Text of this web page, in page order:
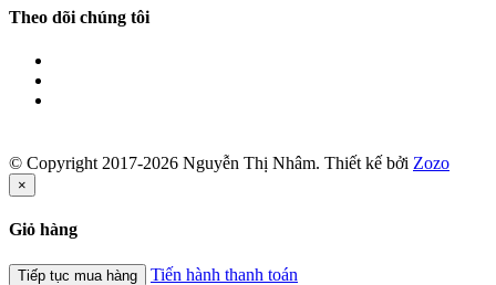
Theo dõi chúng tôi
© Copyright 2017-2026 Nguyễn Thị Nhâm. Thiết kế bởi Zozo
×
Giỏ hàng
Tiếp tục mua hàng Tiến hành thanh toán